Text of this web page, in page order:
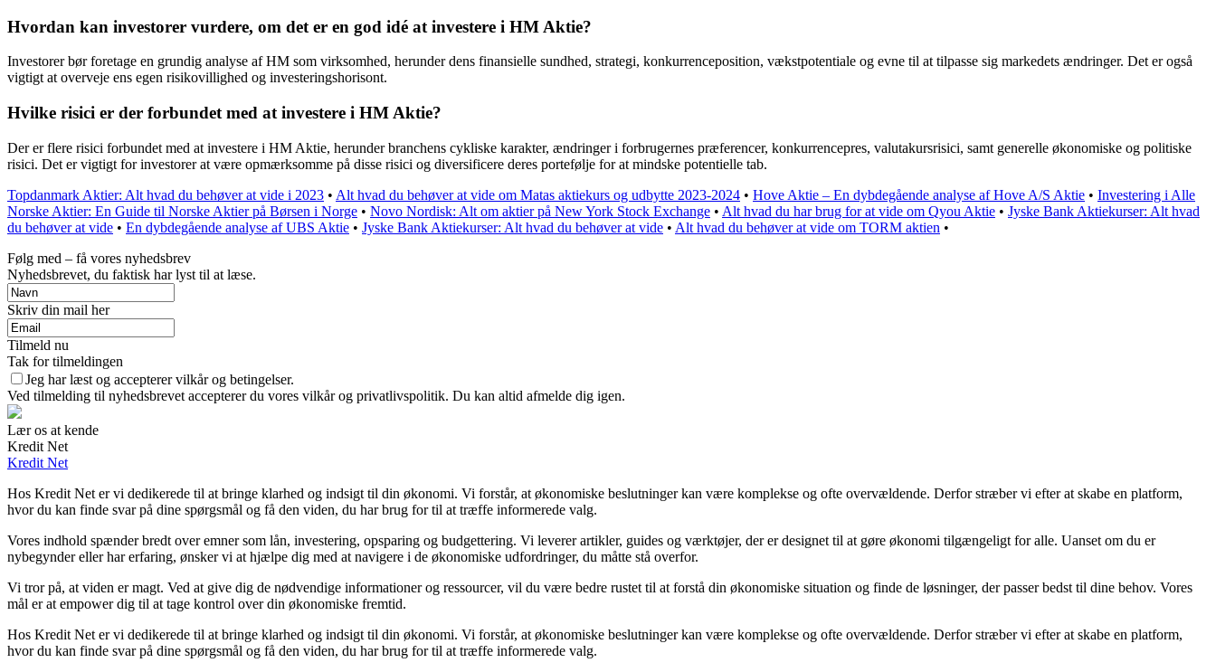
Hvordan kan investorer vurdere, om det er en god idé at investere i HM Aktie?
Investorer bør foretage en grundig analyse af HM som virksomhed, herunder dens finansielle sundhed, strategi, konkurrenceposition, vækstpotentiale og evne til at tilpasse sig markedets ændringer. Det er også
vigtigt at overveje ens egen risikovillighed og investeringshorisont.
Hvilke risici er der forbundet med at investere i HM Aktie?
Der er flere risici forbundet med at investere i HM Aktie, herunder branchens cykliske karakter, ændringer i forbrugernes præferencer, konkurrencepres, valutakursrisici, samt generelle økonomiske og politiske
risici. Det er vigtigt for investorer at være opmærksomme på disse risici og diversificere deres portefølje for at mindske potentielle tab.
Topdanmark Aktier: Alt hvad du behøver at vide i 2023 • Alt hvad du behøver at vide om Matas aktiekurs og udbytte 2023-2024 • Hove Aktie – En dybdegående analyse af Hove A/S Aktie • Investering i Alle
Norske Aktier: En Guide til Norske Aktier på Børsen i Norge • Novo Nordisk: Alt om aktier på New York Stock Exchange • Alt hvad du har brug for at vide om Qyou Aktie • Jyske Bank Aktiekurser: Alt hvad
du behøver at vide • En dybdegående analyse af UBS Aktie • Jyske Bank Aktiekurser: Alt hvad du behøver at vide • Alt hvad du behøver at vide om TORM aktien •
Følg med – få vores nyhedsbrev
Nyhedsbrevet, du faktisk har lyst til at læse.
Skriv din mail her
Tilmeld nu
Tak for tilmeldingen
Jeg har læst og accepterer vilkår og betingelser.
Ved tilmelding til nyhedsbrevet accepterer du vores vilkår og privatlivspolitik. Du kan altid afmelde dig igen.
Lær os at kende
Kredit Net
Kredit Net
Hos Kredit Net er vi dedikerede til at bringe klarhed og indsigt til din økonomi. Vi forstår, at økonomiske beslutninger kan være komplekse og ofte overvældende. Derfor stræber vi efter at skabe en platform,
hvor du kan finde svar på dine spørgsmål og få den viden, du har brug for til at træffe informerede valg.
Vores indhold spænder bredt over emner som lån, investering, opsparing og budgettering. Vi leverer artikler, guides og værktøjer, der er designet til at gøre økonomi tilgængeligt for alle. Uanset om du er
nybegynder eller har erfaring, ønsker vi at hjælpe dig med at navigere i de økonomiske udfordringer, du måtte stå overfor.
Vi tror på, at viden er magt. Ved at give dig de nødvendige informationer og ressourcer, vil du være bedre rustet til at forstå din økonomiske situation og finde de løsninger, der passer bedst til dine behov. Vores
mål er at empower dig til at tage kontrol over din økonomiske fremtid.
Hos Kredit Net er vi dedikerede til at bringe klarhed og indsigt til din økonomi. Vi forstår, at økonomiske beslutninger kan være komplekse og ofte overvældende. Derfor stræber vi efter at skabe en platform,
hvor du kan finde svar på dine spørgsmål og få den viden, du har brug for til at træffe informerede valg.